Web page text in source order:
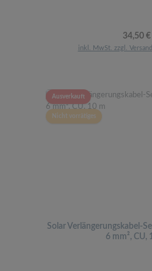
34,50 €
inkl. MwSt. zzgl.
Ausverkauft
Nicht vorrätiges
Solar Verlängerungskabel-
6 mm², CU,